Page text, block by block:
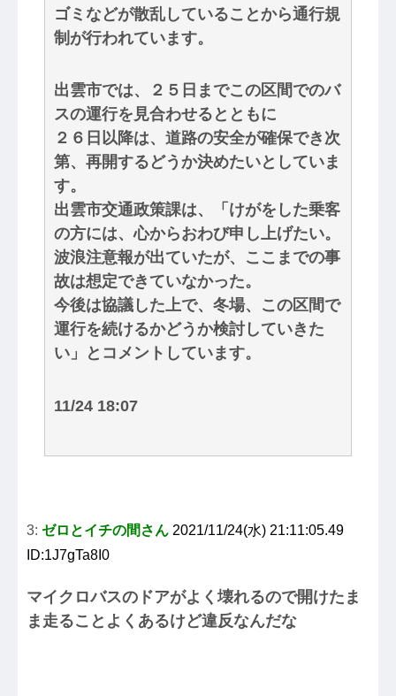
ゴミなどが散乱していることから通行規
制が行われています。
出雲市では、２５日までこの区間でのバ
スの運行を見合わせるとともに
２６日以降は、道路の安全が確保でき次
第、再開するどうか決めたいとしていま
す。
出雲市交通政策課は、「けがをした乗客
の方には、心からおわび申し上げたい。
波浪注意報が出ていたが、ここまでの事
故は想定できていなかった。
今後は協議した上で、冬場、この区間で
運行を続けるかどうか検討していきた
い」とコメントしています。
11/24 18:07
3: ゼロとイチの間さん 2021/11/24(水) 21:11:05.49
ID:1J7gTa8I0
マイクロバスのドアがよく壊れるので開けたま
ま走ることよくあるけど違反なんだな